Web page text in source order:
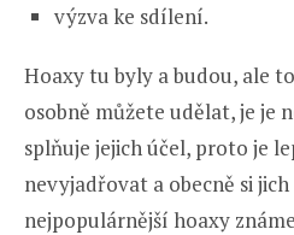
výzva ke sdílení.
Hoaxy tu byly a budou, ale
osobně můžete udělat, je je
splňuje jejich účel, proto je
nevyjadřovat a obecně si
nejpopulárnější hoaxy